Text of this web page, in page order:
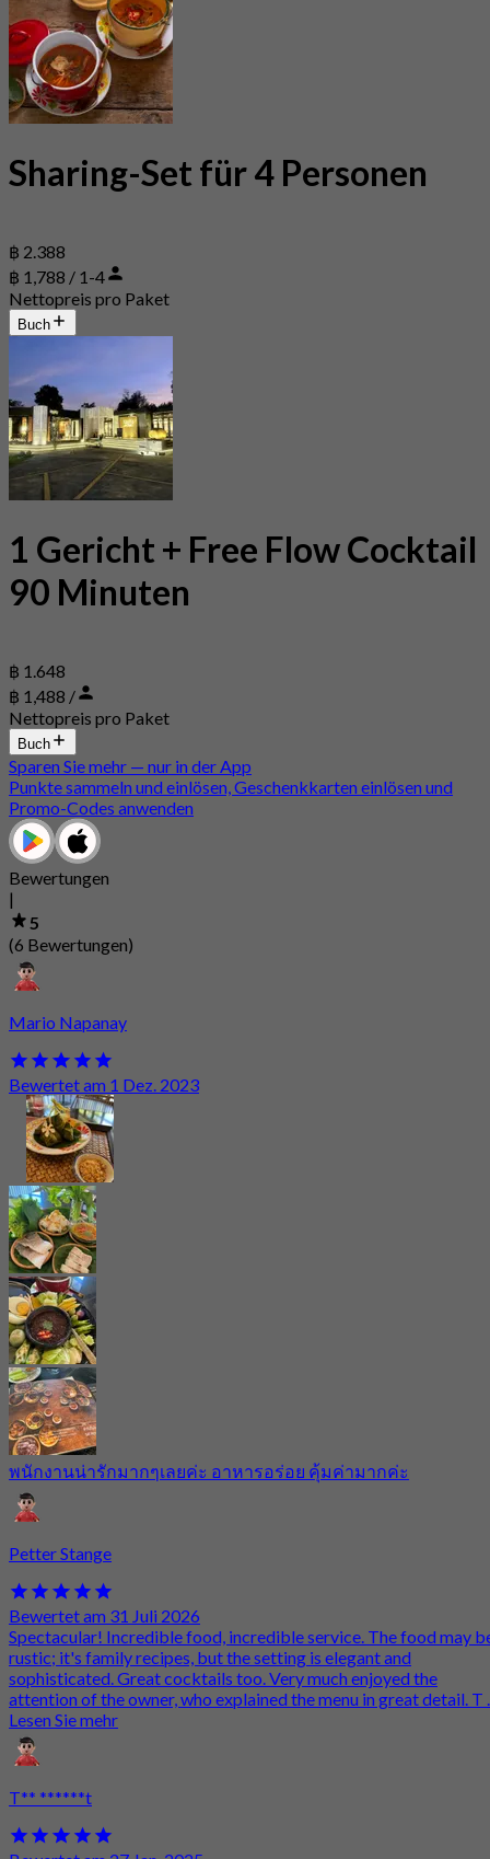
Sharing-Set für 4 Personen
฿ 2.388
฿ 1,788 / 1-4
Nettopreis pro Paket
Buch
1 Gericht + Free Flow Cocktail
90 Minuten
฿ 1.648
฿ 1,488 /
Nettopreis pro Paket
Buch
Sparen Sie mehr — nur in der App
Punkte sammeln und einlösen, Geschenkkarten einlösen und
Promo-Codes anwenden
Bewertungen
|
5
(6 Bewertungen)
Mario Napanay
Bewertet am 1 Dez. 2023
พนักงานน่ารักมากๆเลยค่ะ อาหารอร่อย คุ้มค่ามากค่ะ
Petter Stange
Bewertet am 31 Juli 2026
Spectacular! Incredible food, incredible service. The food may
rustic; it's family recipes, but the setting is elegant and
sophisticated. Great cocktails too. Very much enjoyed the
attention of the owner, who explained the menu in great detail. T
Lesen Sie mehr
T** ******t